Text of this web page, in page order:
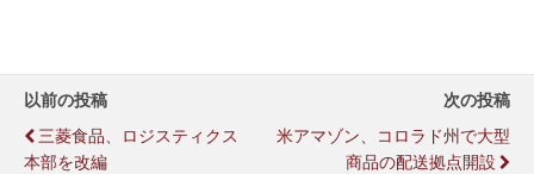
以前の投稿
三菱食品、ロジスティクス
本部を改編
次の投稿
米アマゾン、コロラド州で大型
商品の配送拠点開設